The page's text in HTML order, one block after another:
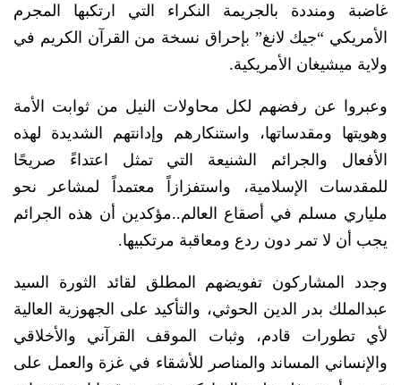
غاضبة ومنددة بالجريمة النكراء التي ارتكبها المجرم
الأمريكي “جيك لانغ” بإحراق نسخة من القرآن الكريم في
ولاية ميشيغان الأمريكية.
وعبروا عن رفضهم لكل محاولات النيل من ثوابت الأمة
وهويتها ومقدساتها، واستنكارهم وإدانتهم الشديدة لهذه
الأفعال والجرائم الشنيعة التي تمثل اعتداءً صريحًا
للمقدسات الإسلامية، واستفزازاً معتمداً لمشاعر نحو
ملياري مسلم في أصقاع العالم..مؤكدين أن هذه الجرائم
يجب أن لا تمر دون ردع ومعاقبة مرتكبيها.
وجدد المشاركون تفويضهم المطلق لقائد الثورة السيد
عبدالملك بدر الدين الحوثي، والتأكيد على الجهوزية العالية
لأي تطورات قادم، وثبات الموقف القرآني والأخلاقي
والإنساني المساند والمناصر للأشقاء في غزة والعمل على